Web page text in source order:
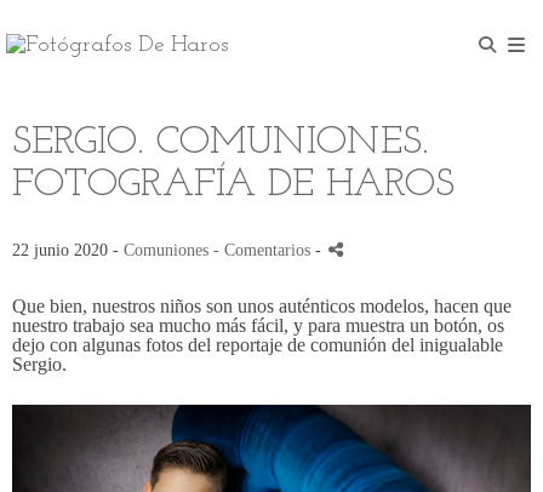
SERGIO. COMUNIONES.
FOTOGRAFÍA DE HAROS
22 junio 2020 - Comuniones - Comentarios -
Que bien, nuestros niños son unos auténticos modelos, hacen que
nuestro trabajo sea mucho más fácil, y para muestra un botón, os
dejo con algunas fotos del reportaje de comunión del inigualable
Sergio.